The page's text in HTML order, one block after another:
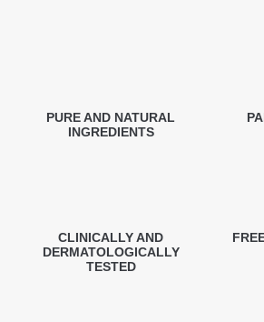
PURE AND NATURAL
INGREDIENTS
CLINICALLY AND
DERMATOLOGICALLY
TESTED